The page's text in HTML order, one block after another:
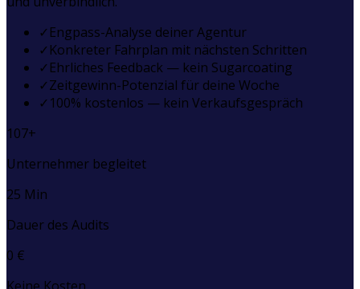
✓Engpass-Analyse deiner Agentur
✓Konkreter Fahrplan mit nächsten Schritten
✓Ehrliches Feedback — kein Sugarcoating
✓Zeitgewinn-Potenzial für deine Woche
✓100% kostenlos — kein Verkaufsgespräch
107+
Unternehmer begleitet
25 Min
Dauer des Audits
0 €